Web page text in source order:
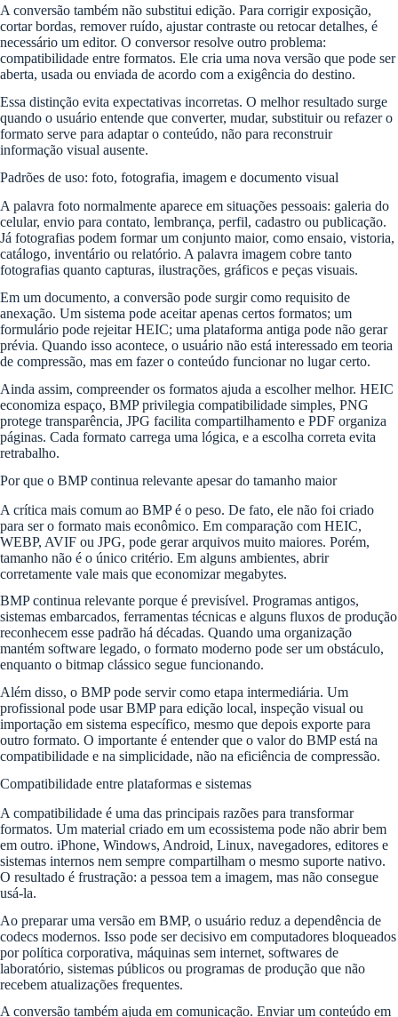
A conversão também não substitui edição. Para corrigir exposição,
cortar bordas, remover ruído, ajustar contraste ou retocar detalhes, é
necessário um editor. O conversor resolve outro problema:
compatibilidade entre formatos. Ele cria uma nova versão que pode ser
aberta, usada ou enviada de acordo com a exigência do destino.
Essa distinção evita expectativas incorretas. O melhor resultado surge
quando o usuário entende que converter, mudar, substituir ou refazer o
formato serve para adaptar o conteúdo, não para reconstruir
informação visual ausente.
Padrões de uso: foto, fotografia, imagem e documento visual
A palavra foto normalmente aparece em situações pessoais: galeria do
celular, envio para contato, lembrança, perfil, cadastro ou publicação.
Já fotografias podem formar um conjunto maior, como ensaio, vistoria,
catálogo, inventário ou relatório. A palavra imagem cobre tanto
fotografias quanto capturas, ilustrações, gráficos e peças visuais.
Em um documento, a conversão pode surgir como requisito de
anexação. Um sistema pode aceitar apenas certos formatos; um
formulário pode rejeitar HEIC; uma plataforma antiga pode não gerar
prévia. Quando isso acontece, o usuário não está interessado em teoria
de compressão, mas em fazer o conteúdo funcionar no lugar certo.
Ainda assim, compreender os formatos ajuda a escolher melhor. HEIC
economiza espaço, BMP privilegia compatibilidade simples, PNG
protege transparência, JPG facilita compartilhamento e PDF organiza
páginas. Cada formato carrega uma lógica, e a escolha correta evita
retrabalho.
Por que o BMP continua relevante apesar do tamanho maior
A crítica mais comum ao BMP é o peso. De fato, ele não foi criado
para ser o formato mais econômico. Em comparação com HEIC,
WEBP, AVIF ou JPG, pode gerar arquivos muito maiores. Porém,
tamanho não é o único critério. Em alguns ambientes, abrir
corretamente vale mais que economizar megabytes.
BMP continua relevante porque é previsível. Programas antigos,
sistemas embarcados, ferramentas técnicas e alguns fluxos de produção
reconhecem esse padrão há décadas. Quando uma organização
mantém software legado, o formato moderno pode ser um obstáculo,
enquanto o bitmap clássico segue funcionando.
Além disso, o BMP pode servir como etapa intermediária. Um
profissional pode usar BMP para edição local, inspeção visual ou
importação em sistema específico, mesmo que depois exporte para
outro formato. O importante é entender que o valor do BMP está na
compatibilidade e na simplicidade, não na eficiência de compressão.
Compatibilidade entre plataformas e sistemas
A compatibilidade é uma das principais razões para transformar
formatos. Um material criado em um ecossistema pode não abrir bem
em outro. iPhone, Windows, Android, Linux, navegadores, editores e
sistemas internos nem sempre compartilham o mesmo suporte nativo.
O resultado é frustração: a pessoa tem a imagem, mas não consegue
usá-la.
Ao preparar uma versão em BMP, o usuário reduz a dependência de
codecs modernos. Isso pode ser decisivo em computadores bloqueados
por política corporativa, máquinas sem internet, softwares de
laboratório, sistemas públicos ou programas de produção que não
recebem atualizações frequentes.
A conversão também ajuda em comunicação. Enviar um conteúdo em